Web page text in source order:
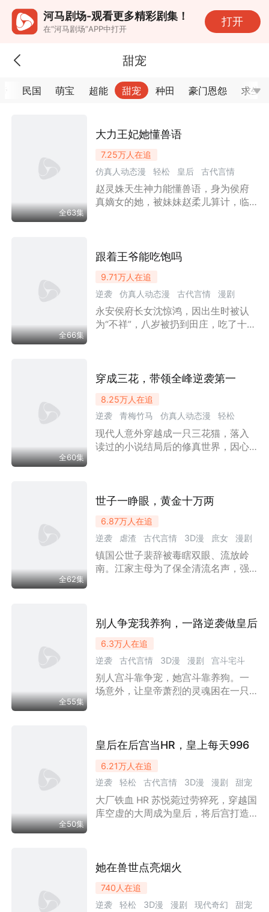
河马剧场-观看更多精彩剧集！
在“河马剧场”APP中打开
打开
甜宠
民国 萌宝 超能 甜宠 种田 豪门恩怨 求生
全63集
大力王妃她懂兽语
7.25万人在追
仿真人动态漫
轻松 皇后
古代言情
嫡女
漫剧 王妃 欢喜冤家 权谋 甜宠
赵灵姝天生神力能懂兽语，身为侯府
真嫡女的她，被妹妹赵柔儿算计，临
成功让靖王开口进食，深得皇后喜
姝尽心照顾靖王，彻底打乱他封闭的
生活，开启二人搞笑甜蜜的同居日
常。
全66集
跟着王爷能吃饱吗
9.71万人在追
逆袭
仿真人动态漫 古代言情
漫剧
乡村
家庭 励志 王妃 甜宠 女性成长
永安侯府长女沈惊鸿，因出生时被认
为“不祥”，八岁被扔到田庄，吃了十五
不饱饭的弃女，到被王爷捧在手心的
身力气，赢得了所有人的尊重，成为
七王爷萧衍一生挚爱。
全60集
穿成三花，带领全峰逆袭第一
8.25万人在追
逆袭
青梅竹马 仿真人动态漫
轻松
漫剧
偷听心声 甜宠
穿越时空
古装仙侠
情感流 女性成长
现代人意外穿越成一只三花猫，落入
读过的小说结局后的修真世界，因心
袭翻盘，一步步帮曾遭青梅与男主联
开当年试炼的隐秘真相，自身神兽后
裔的身份也逐渐觉醒，最终与众人一
同将逍遥峰打造为宗门最强峰，成为
全峰的团宠。
全62集
世子一睁眼，黄金十万两
6.87万人在追
逆袭
虐渣 古代言情 3D漫 庶女
漫剧
欢喜冤家
甜宠
镇国公世子裴辞被毒瞎双眼、流放岭
南。江家主母为了保全清流名声，强
发了“摸骨知天命”的异能。她看到五年
为权倾朝野的摄政王，而救他的烧火
丫头则获赐黄金万两、富贵一生。为
了避开满门抄斩的死局，更为了那泼
天的富贵，江蓉当即决定“绑定”这位未
全55集
别人争宠我养狗，一路逆袭做皇后
6.3万人在追
逆袭
古代言情 3D漫 漫剧
宫斗宅斗
欢喜冤家
甜宠
别人宫斗靠争宠，她宫斗靠养狗。一
场意外，让皇帝萧烈的灵魂困在一只
斗贵妃、揭阴谋、护江山。她从人人
也在最落魄的时候，遇见了那个愿意
无条件相信自己的人。萌宠反差、爆
笑宫斗、甜宠互撩、爽感逆袭，当皇
帝变成狗，这后宫彻底乱套了！
全50集
皇后在后宫当HR，皇上每天996
6.21万人在追
逆袭
轻松 古代言情 3D漫 漫剧
甜宠
穿越时空
大厂铁血 HR 苏悦菀过劳猝死，穿越国
库空虚的大周成为皇后，将后宫打造
儿，屡次用金手指违规争宠、勾结父
审计、连带责任制层层制衡，查清江
氏父女洗钱造假罪证，致使江雪儿系
她在兽世点亮烟火
740人在追
逆袭
轻松 3D漫 漫剧 现代奇幻
甜宠